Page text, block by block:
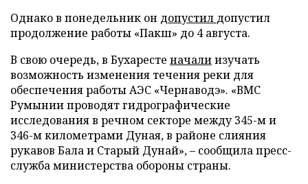
Однако в понедельник он допустил допустил
продолжение работы «Пакш» до 4 августа.
В свою очередь, в Бухаресте началиизучать
возможность изменения течения реки для
обеспечения работы АЭС «Чернаводэ». «ВМС
Румынии проводят гидрографические
исследования в речном секторе между 345-м и
346-м километрами Дуная, в районе слияния
рукавов Бала и Старый Дунай», – сообщила пресс-
служба министерства обороны страны.